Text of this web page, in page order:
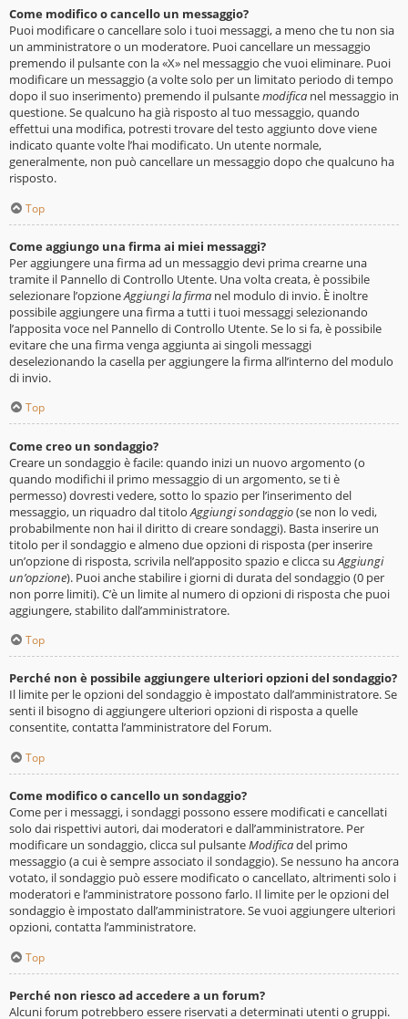
Come modifico o cancello un messaggio?
Puoi modificare o cancellare solo i tuoi messaggi, a meno che tu non sia
un amministratore o un moderatore. Puoi cancellare un messaggio
premendo il pulsante con la «X» nel messaggio che vuoi eliminare. Puoi
modificare un messaggio (a volte solo per un limitato periodo di tempo
dopo il suo inserimento) premendo il pulsantemodifica nel messaggio in
questione. Se qualcuno ha già risposto al tuo messaggio, quando
effettui una modifica, potresti trovare del testo aggiunto dove viene
indicato quante volte l’hai modificato. Un utente normale,
generalmente, non può cancellare un messaggio dopo che qualcuno ha
risposto.
Top
Come aggiungo una firma ai miei messaggi?
Per aggiungere una firma ad un messaggio devi prima crearne una
tramite il Pannello di Controllo Utente. Una volta creata, è possibile
selezionare l’opzioneAggiungi la firma nel modulo di invio. È inoltre
possibile aggiungere una firma a tutti i tuoi messaggi selezionando
l’apposita voce nel Pannello di Controllo Utente. Se lo si fa, è possibile
evitare che una firma venga aggiunta ai singoli messaggi
deselezionando la casella per aggiungere la firma all’interno del modulo
di invio.
Top
Come creo un sondaggio?
Creare un sondaggio è facile: quando inizi un nuovo argomento (o
quando modifichi il primo messaggio di un argomento, se ti è
permesso) dovresti vedere, sotto lo spazio per l’inserimento del
messaggio, un riquadro dal titolo Aggiungi sondaggio(se non lo vedi,
probabilmente non hai il diritto di creare sondaggi). Basta inserire un
titolo per il sondaggio e almeno due opzioni di risposta (per inserire
un’opzione di risposta, scrivila nell’apposito spazio e clicca su Aggiungi
un’opzione). Puoi anche stabilire i giorni di durata del sondaggio (0 per
non porre limiti). C’è un limite al numero di opzioni di risposta che puoi
aggiungere, stabilito dall’amministratore.
Top
Perché non è possibile aggiungere ulteriori opzioni del sondaggio?
Il limite per le opzioni del sondaggio è impostato dall’amministratore. Se
senti il bisogno di aggiungere ulteriori opzioni di risposta a quelle
consentite, contatta l’amministratore del Forum.
Top
Come modifico o cancello un sondaggio?
Come per i messaggi, i sondaggi possono essere modificati e cancellati
solo dai rispettivi autori, dai moderatori e dall’amministratore. Per
modificare un sondaggio, clicca sul pulsanteModificadel primo
messaggio (a cui è sempre associato il sondaggio). Se nessuno ha ancora
votato, il sondaggio può essere modificato o cancellato, altrimenti solo i
moderatori e l’amministratore possono farlo. Il limite per le opzioni del
sondaggio è impostato dall’amministratore. Se vuoi aggiungere ulteriori
opzioni, contatta l’amministratore.
Top
Perché non riesco ad accedere a un forum?
Alcuni forum potrebbero essere riservati a determinati utenti o gruppi.